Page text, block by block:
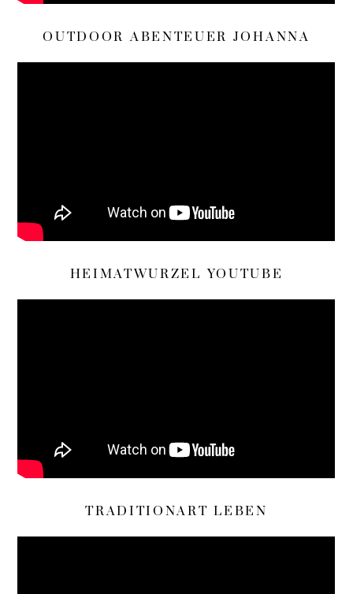
OUTDOOR ABENTEUER JOHANNA
HEIMATWURZEL YOUTUBE
TRADITIONART LEBEN